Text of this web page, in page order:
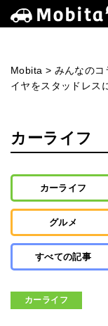
Mobita > みんなのコ
イヤをスタッドレス
カーライフ
カーライフ
グルメ
すべての記事
カーライフ